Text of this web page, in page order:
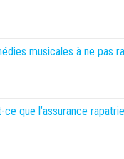
musicales à ne pas
ce que l’assurance